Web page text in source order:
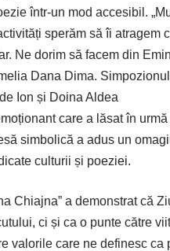
într-un mod accesibil.
sperăm să îi atragem
Ne dorim să facem din
Dana Dima.
Ion și Doina Aldea
care a lăsat în
simbolică a adus un
culturii și poeziei.
Chiajna” a demonstrat că
ci și ca o punte către
valorile care ne definesc